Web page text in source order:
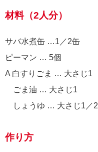
材料（2人分）
サバ水煮缶 …1／2缶
ピーマン … 5個
A 白すりごま … 大さじ1
ごま油 … 大さじ1
しょうゆ … 大さじ1／2
作り方